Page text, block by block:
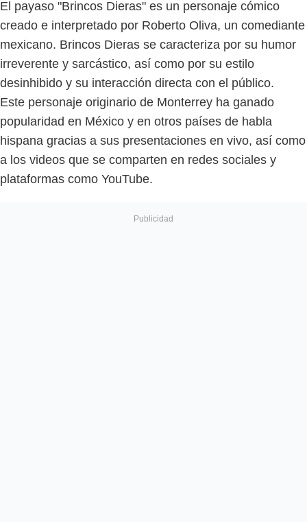
El payaso "Brincos Dieras" es un personaje cómico
creado e interpretado por Roberto Oliva, un comediante
mexicano. Brincos Dieras se caracteriza por su humor
irreverente y sarcástico, así como por su estilo
desinhibido y su interacción directa con el público.
Este personaje originario de Monterrey ha ganado
popularidad en México y en otros países de habla
hispana gracias a sus presentaciones en vivo, así como
a los videos que se comparten en redes sociales y
plataformas como YouTube.